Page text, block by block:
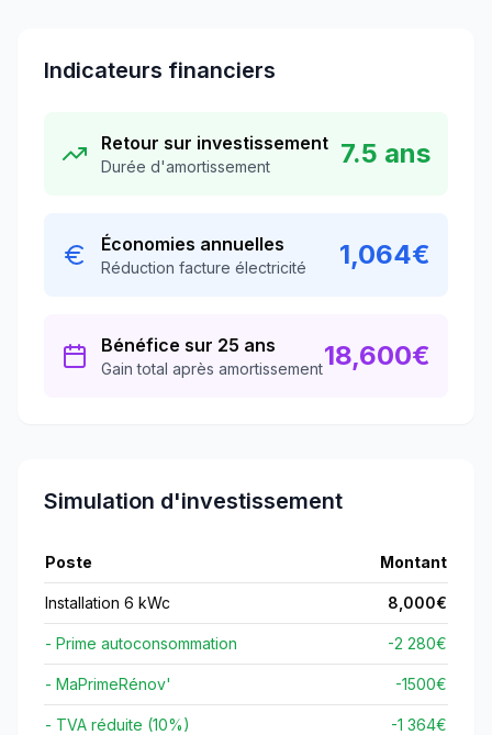
Indicateurs financiers
Retour sur investissement
Durée d'amortissement 7.5 ans
Économies annuelles
Réduction facture électricité 1,064€
Bénéfice sur 25 ans
Gain total après amortissement18,600€
Simulation d'investissement
Poste Montant
Installation 6 kWc 8,000€
- Prime autoconsommation -2 280€
- MaPrimeRénov' -1500€
- TVA réduite (10%) -1 364€